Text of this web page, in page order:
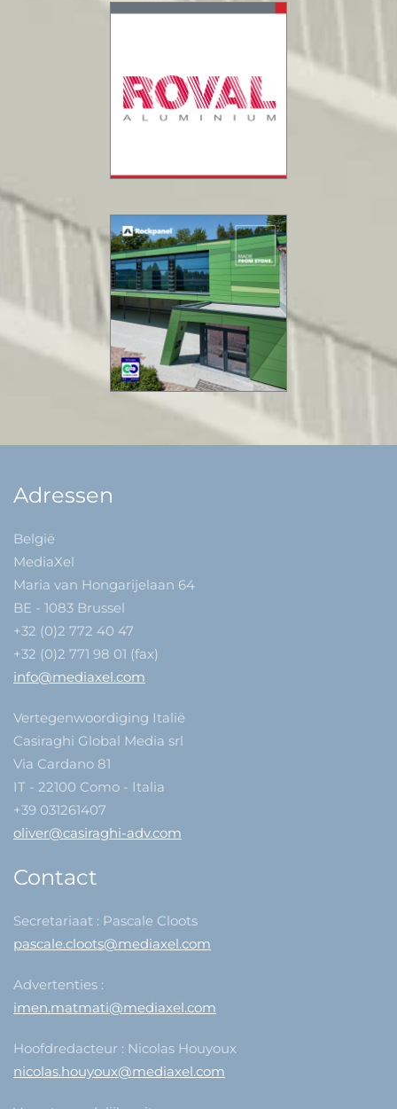
Adressen
België
MediaXel
Maria van Hongarijelaan 64
BE - 1083 Brussel
+32 (0)2 772 40 47
+32 (0)2 771 98 01 (fax)
info@mediaxel.com
Vertegenwoordiging Italië
Casiraghi Global Media srl
Via Cardano 81
IT - 22100 Como - Italia
+39 031261407
oliver@casiraghi-adv.com
Contact
Secretariaat : Pascale Cloots
pascale.cloots@mediaxel.com
Advertenties :
imen.matmati@mediaxel.com
Hoofdredacteur : Nicolas Houyoux
nicolas.houyoux@mediaxel.com